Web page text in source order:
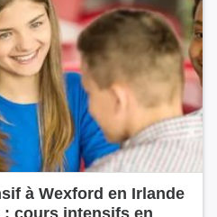
à Wexford en Irlande